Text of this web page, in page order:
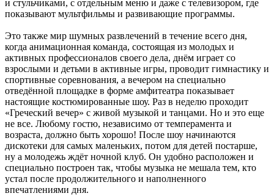
и стульчиками, с отдельным меню и даже с телевизором, где
показывают мультфильмы и развивающие программы.
Это также мир шумных развлечений в течение всего дня,
когда анимационная команда, состоящая из молодых и
активных профессионалов своего дела, днём играет со
взрослыми и детьми в активные игры, проводит гимнастику и
спортивные соревнования, а вечером на специально
отведённой площадке в форме амфитеатра показывает
настоящие костюмированные шоу. Раз в неделю проходит
«Греческий вечер» с живой музыкой и танцами. Но и это еще
не все. Любому гостю, независимо от темперамента и
возраста, должно быть хорошо! После шоу начинаются
дискотеки для самых маленьких, потом для детей постарше,
ну а молодежь ждёт ночной клуб. Он удобно расположен и
специально построен так, чтобы музыка не мешала тем, кто
устал после продолжительного и наполненного
впечатлениями дня.